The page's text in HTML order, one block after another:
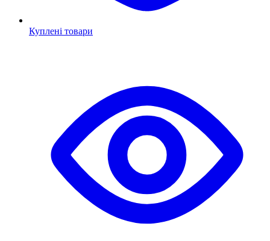
Куплені товари